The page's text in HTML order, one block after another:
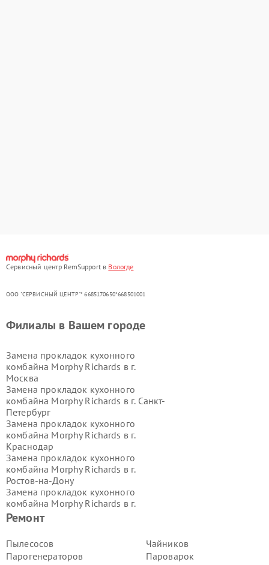
Сервисный центр RemSupport в Вологде
ООО "СЕРВИСНЫЙ ЦЕНТР"* 6685170650*668501001
Ремонт
Пылесосов
Парогенераторов
Чайников
Пароварок
Филиалы в Вашем городе
Замена прокладок кухонного
комбайна Morphy Richards в г.
Москва
Замена прокладок кухонного
комбайна Morphy Richards в г. Санкт-
Петербург
Замена прокладок кухонного
комбайна Morphy Richards в г.
Краснодар
Замена прокладок кухонного
комбайна Morphy Richards в г.
Ростов-на-Дону
Замена прокладок кухонного
комбайна Morphy Richards в г.
Нижний Новгород
Замена прокладок кухонного
Новосибирск
Замена прокладок кухонного